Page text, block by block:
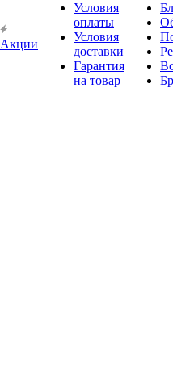
Акции
Условия
оплаты
Условия
доставки
Гарантия
на товар